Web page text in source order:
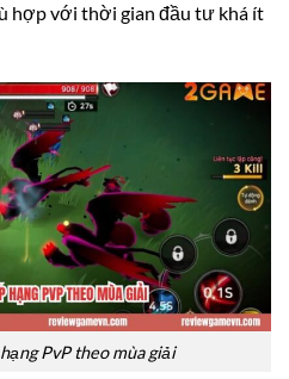
hợp với thời gian đầu tư khá ít
PvP theo mùa giải